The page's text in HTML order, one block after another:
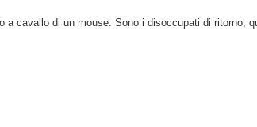
a cavallo di un mouse. Sono i disoccupati di ritorno,